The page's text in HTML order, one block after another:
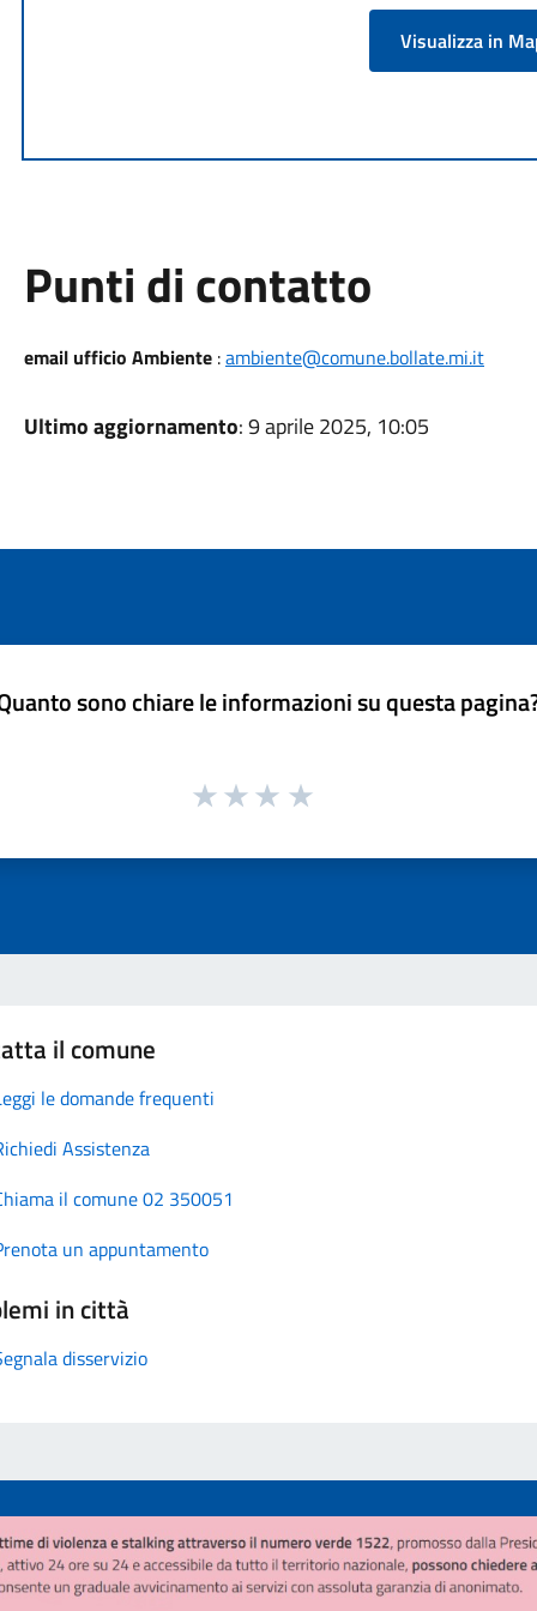
Visualizza in
Punti di contatto
email ufficio Ambiente:ambiente@comune.bollate.mi.it
Ultimo aggiornamento: 9 aprile 2025, 10:05
sono chiare le informazioni su questa
il comune
le domande frequenti
Assistenza
il comune 02 350051
un appuntamento
in città
disservizio